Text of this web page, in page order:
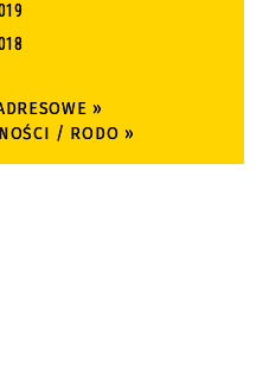
»
/ RODO »